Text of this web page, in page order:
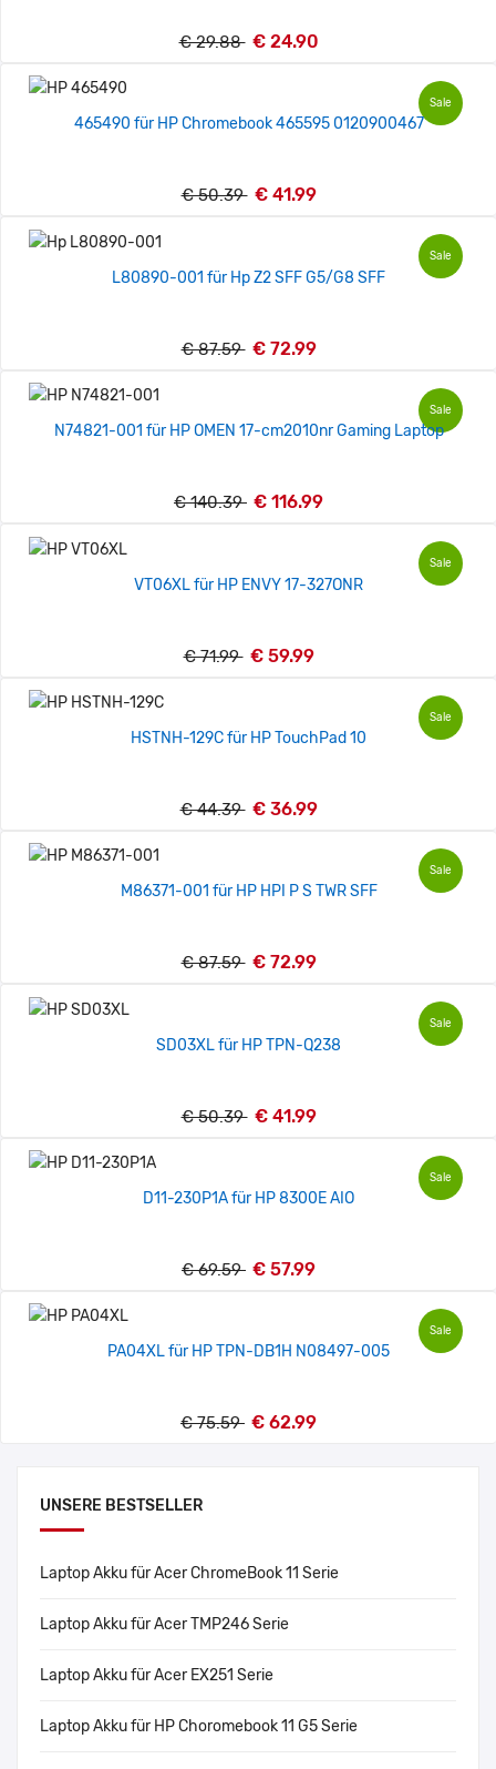
UNSERE BESTSELLER
Laptop Akku für Acer ChromeBook 11 Serie
Laptop Akku für Acer TMP246 Serie
Laptop Akku für Acer EX251 Serie
Laptop Akku für HP Choromebook 11 G5 Serie
€ 29.88 € 24.90
Sale
465490 für HP Chromebook 465595 0120900467
€ 50.39 € 41.99
Sale
L80890-001 für Hp Z2 SFF G5/G8 SFF
€ 87.59 € 72.99
Sale
N74821-001 für HP OMEN 17-cm2010nr Gaming Laptop
€ 140.39 € 116.99
Sale
VT06XL für HP ENVY 17-327ONR
€ 71.99 € 59.99
Sale
HSTNH-129C für HP TouchPad 10
€ 44.39 € 36.99
Sale
M86371-001 für HP HPI P S TWR SFF
€ 87.59 € 72.99
Sale
SD03XL für HP TPN-Q238
€ 50.39 € 41.99
Sale
D11-230P1A für HP 8300E AIO
€ 69.59 € 57.99
Sale
PA04XL für HP TPN-DB1H N08497-005
€ 75.59 € 62.99